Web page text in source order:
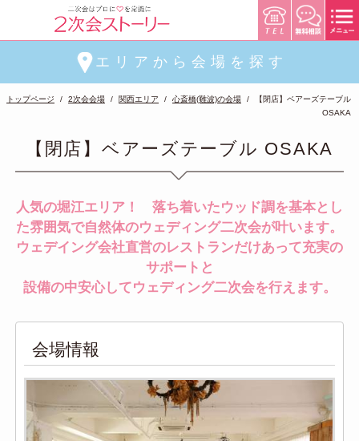
エリアから会場を探す
トップページ 2次会会場 関西エリア 心斎橋(難波)の会場
【閉店】ベアーズテーブル
OSAKA
【閉店】ベアーズテーブル OSAKA
人気の堀江エリア！ 落ち着いたウッド調を基本とし
た雰囲気で自然体のウェディング二次会が叶います。
ウェデイング会社直営のレストランだけあって充実の
サポートと
設備の中安心してウェディング二次会を行えます。
会場情報